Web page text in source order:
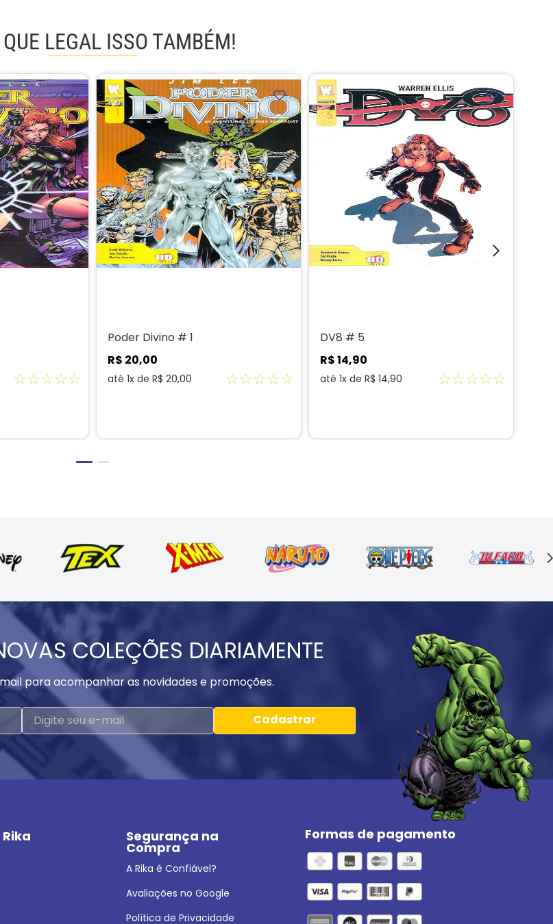
LEGAL ISSO TAMBÉM!
☆☆☆☆☆
Poder Divino # 1
R$ 20,00
até 1x de R$ 20,00 ☆☆☆☆☆
DV8 # 5
R$14,90
até 1x de R$ 14,90 ☆☆☆☆☆
COLEÇÕES DIARIAMENTE
para acompanhar as novidades e promoções.
Cadastrar
Segurança na
Compra
A Rika é Confiável?
Avaliações no Google
Política de Privacidade
Formas de pagamento